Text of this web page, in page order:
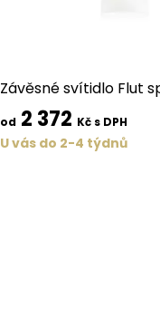
Závěsné svítidlo Flut
od 2 372 Kč s DPH
U vás do 2-4 týdnů